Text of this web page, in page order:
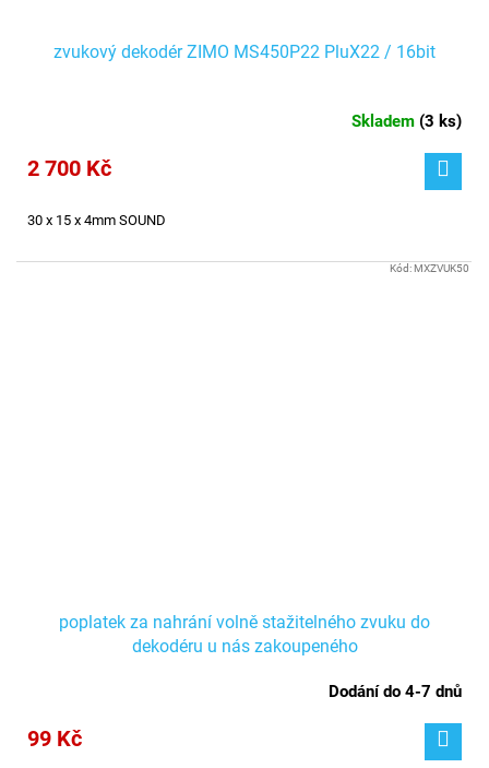
zvukový dekodér ZIMO MS450P22 PluX22 / 16bit
Skladem (3 ks)
2 700 Kč
30 x 15 x 4mm SOUND
poplatek za nahrání volně stažitelného zvuku do
dekodéru u nás zakoupeného
Dodání do 4-7 dnů
99 Kč
Kód:MXZVUK50